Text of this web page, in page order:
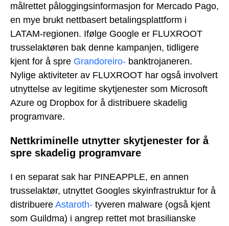
målrettet påloggingsinformasjon for Mercado Pago,
en mye brukt nettbasert betalingsplattform i
LATAM-regionen. Ifølge Google er FLUXROOT
trusselaktøren bak denne kampanjen, tidligere
kjent for å spre Grandoreiro- banktrojaneren.
Nylige aktiviteter av FLUXROOT har også involvert
utnyttelse av legitime skytjenester som Microsoft
Azure og Dropbox for å distribuere skadelig
programvare.
Nettkriminelle utnytter skytjenester for å
spre skadelig programvare
I en separat sak har PINEAPPLE, en annen
trusselaktør, utnyttet Googles skyinfrastruktur for å
distribuere Astaroth- tyveren malware (også kjent
som Guildma) i angrep rettet mot brasilianske